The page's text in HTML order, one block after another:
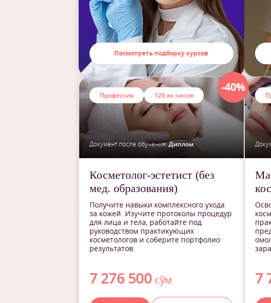
Посмотреть подборку курсов
-40%
Профессия 126 ак.часов
Документ после обучения:Диплом
Косметолог-эстетист (без
мед. образования)
Получите навыки комплексного ухода
за кожей. Изучите протоколы процедур
для лица и тела, работайте под
руководством практикующих
косметологов и соберите портфолио
результатов
7 276 500 сўм 7